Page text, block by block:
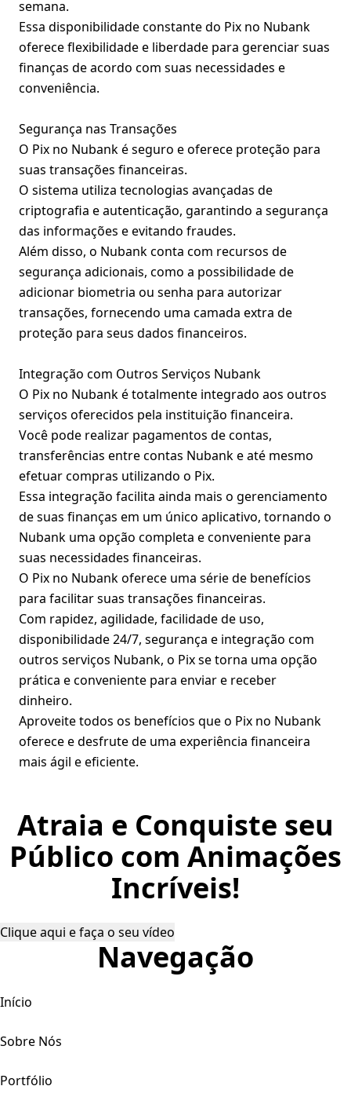
semana.
Essa disponibilidade constante do Pix no Nubank
oferece flexibilidade e liberdade para gerenciar suas
finanças de acordo com suas necessidades e
conveniência.
Segurança nas Transações
O Pix no Nubank é seguro e oferece proteção para
suas transações financeiras.
O sistema utiliza tecnologias avançadas de
criptografia e autenticação, garantindo a segurança
das informações e evitando fraudes.
Além disso, o Nubank conta com recursos de
segurança adicionais, como a possibilidade de
adicionar biometria ou senha para autorizar
transações, fornecendo uma camada extra de
proteção para seus dados financeiros.
Integração com Outros Serviços Nubank
O Pix no Nubank é totalmente integrado aos outros
serviços oferecidos pela instituição financeira.
Você pode realizar pagamentos de contas,
transferências entre contas Nubank e até mesmo
efetuar compras utilizando o Pix.
Essa integração facilita ainda mais o gerenciamento
de suas finanças em um único aplicativo, tornando o
Nubank uma opção completa e conveniente para
suas necessidades financeiras.
O Pix no Nubank oferece uma série de benefícios
para facilitar suas transações financeiras.
Com rapidez, agilidade, facilidade de uso,
disponibilidade 24/7, segurança e integração com
outros serviços Nubank, o Pix se torna uma opção
prática e conveniente para enviar e receber
dinheiro.
Aproveite todos os benefícios que o Pix no Nubank
oferece e desfrute de uma experiência financeira
mais ágil e eficiente.
Atraia e Conquiste seu
Público com Animações
Incríveis!
Clique aqui e faça o seu vídeo
Navegação
Início
Sobre Nós
Portfólio